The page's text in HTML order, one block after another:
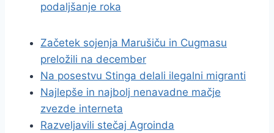
podaljšanje roka
Začetek sojenja Marušiču in Cugmasu
preložili na december
Na posestvu Stinga delali ilegalni migranti
Najlepše in najbolj nenavadne mačje
zvezde interneta
Razveljavili stečaj Agroinda